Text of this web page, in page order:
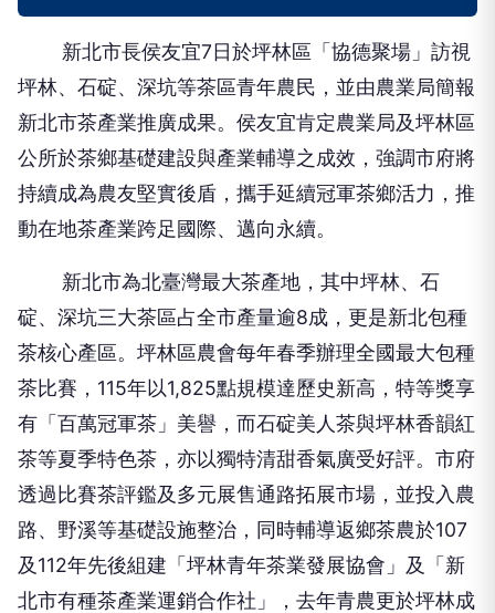
新北市長侯友宜7日於坪林區「協德聚場」訪視
坪林、石碇、深坑等茶區青年農民，並由農業局簡報
新北市茶產業推廣成果。侯友宜肯定農業局及坪林區
公所於茶鄉基礎建設與產業輔導之成效，強調市府將
持續成為農友堅實後盾，攜手延續冠軍茶鄉活力，推
動在地茶產業跨足國際、邁向永續。
新北市為北臺灣最大茶產地，其中坪林、石
碇、深坑三大茶區占全市產量逾8成，更是新北包種
茶核心產區。坪林區農會每年春季辦理全國最大包種
茶比賽，115年以1,825點規模達歷史新高，特等獎享
有「百萬冠軍茶」美譽，而石碇美人茶與坪林香韻紅
茶等夏季特色茶，亦以獨特清甜香氣廣受好評。市府
透過比賽茶評鑑及多元展售通路拓展市場，並投入農
路、野溪等基礎設施整治，同時輔導返鄉茶農於107
及112年先後組建「坪林青年茶業發展協會」及「新
北市有種茶產業運銷合作社」，去年青農更於坪林成